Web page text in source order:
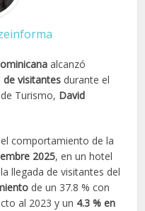
alcanzó
de visitantes durante el
Turismo, David
comportamiento de la
2025, en un hotel
llegada de visitantes del
de un 37.8 % con
al 2023 y un 4.3 % en